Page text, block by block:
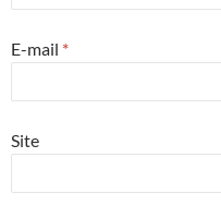
E-mail *
Site